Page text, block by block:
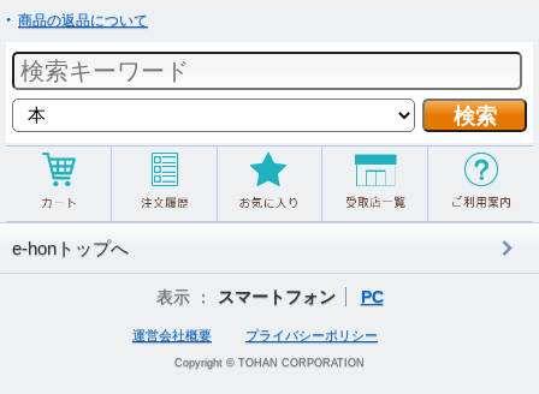
商品の返品について
e-honトップへ
表示 ： スマートフォン PC
運営会社概要 プライバシーポリシー
Copyright © TOHAN CORPORATION